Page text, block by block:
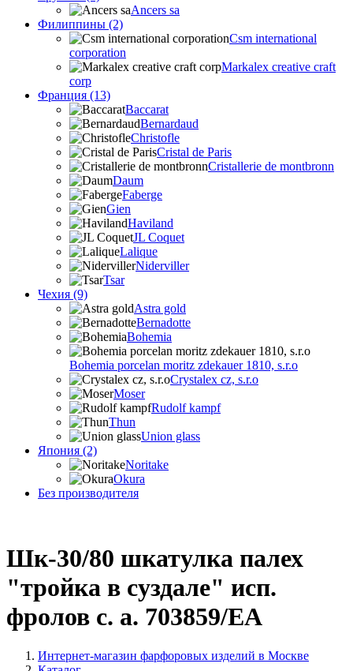
Ancers sa
Филиппины (2)
Csm international
corporation
Markalex creative craft
corp
Франция (13)
Baccarat
Bernardaud
Christofle
Cristal de Paris
Cristallerie de montbronn
Daum
Faberge
Gien
Haviland
JL Coquet
Lalique
Niderviller
Tsar
Чехия (9)
Astra gold
Bernadotte
Bohemia
Bohemia porcelan moritz zdekauer 1810, s.r.o
Crystalex cz, s.r.o
Moser
Rudolf kampf
Thun
Union glass
Япония (2)
Noritake
Okura
Без производителя
Шк-30/80 шкатулка палех
"тройка в суздале" исп.
фролов с. а. 703859/EA
Интернет-магазин фарфоровых изделий в Москве